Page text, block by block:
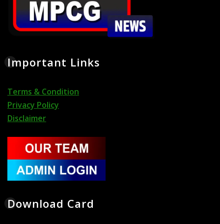
Important Links
Terms & Condition
Privacy Policy
Disclaimer
Download Card